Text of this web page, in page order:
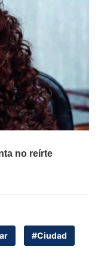
#Ciudad